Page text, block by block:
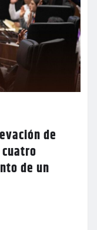
de
de un